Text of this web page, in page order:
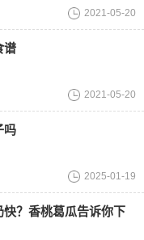
2021-05-20
谱
2021-05-20
吗
2025-01-19
？香桃葛瓜告诉你下